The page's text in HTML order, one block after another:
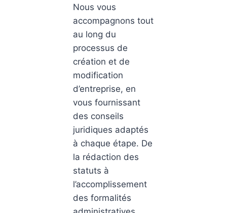
Nous vous
accompagnons tout
au long du
processus de
création et de
modification
d’entreprise, en
vous fournissant
des conseils
juridiques adaptés
à chaque étape. De
la rédaction des
statuts à
l’accomplissement
des formalités